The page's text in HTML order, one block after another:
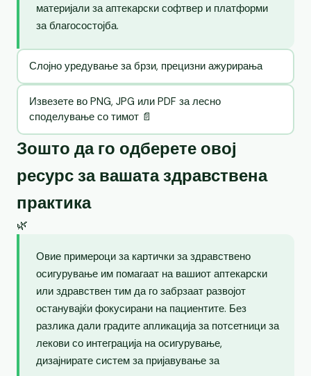
материјали за аптекарски софтвер и платформи
за благосостојба.
Слојно уредување за брзи, прецизни ажурирања
Извезете во PNG, JPG или PDF за лесно
споделување со тимот 📄
Зошто да го одберете овој
ресурс за вашата здравствена
практика
🌿
Овие примероци за картички за здравствено
осигурување им помагаат на вашиот аптекарски
или здравствен тим да го забрзаат развојот
останувајќи фокусирани на пациентите. Без
разлика дали градите апликација за потсетници за
лекови со интеграција на осигурување,
дизајнирате систем за пријавување за